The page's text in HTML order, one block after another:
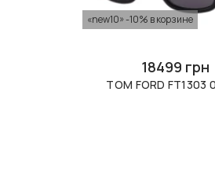
«new10» -10% в корзине
18499 грн
TOM FORD FT1303